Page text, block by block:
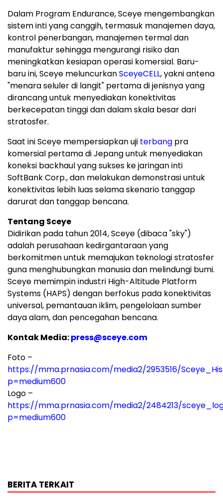
Dalam Program Endurance, Sceye mengembangkan
sistem inti yang canggih, termasuk manajemen daya,
kontrol penerbangan, manajemen termal dan
manufaktur sehingga mengurangi risiko dan
meningkatkan kesiapan operasi komersial. Baru-
baru ini, Sceye meluncurkanSceyeCELL, yakni antena
"menara seluler di langit" pertama di jenisnya yang
dirancang untuk menyediakan konektivitas
berkecepatan tinggi dan dalam skala besar dari
stratosfer.
Saat ini Sceye mempersiapkan uji terbang pra
komersial pertama di Jepang untuk menyediakan
koneksi backhaul yang sukses ke jaringan inti
SoftBank Corp., dan melakukan demonstrasi untuk
konektivitas lebih luas selama skenario tanggap
darurat dan tanggap bencana.
Tentang Sceye
Didirikan pada tahun 2014, Sceye (dibaca "sky")
adalah perusahaan kedirgantaraan yang
berkomitmen untuk memajukan teknologi stratosfer
guna menghubungkan manusia dan melindungi bumi.
Sceye memimpin industri High-Altitude Platform
Systems (HAPS) dengan berfokus pada konektivitas
universal, pemantauan iklim, pengelolaan sumber
daya alam, dan pencegahan bencana.
Kontak Media:press@sceye.com
Foto –
https://mma.prnasia.com/media2/2953516/
p=medium600
Logo –
https://mma.prnasia.com/media2/2484213/
p=medium600
BERITA TERKAIT